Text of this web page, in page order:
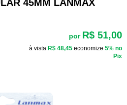
45MM LANMAX
por R$ 51,00
à vista R$ 48,45 economize 5% no
Pix